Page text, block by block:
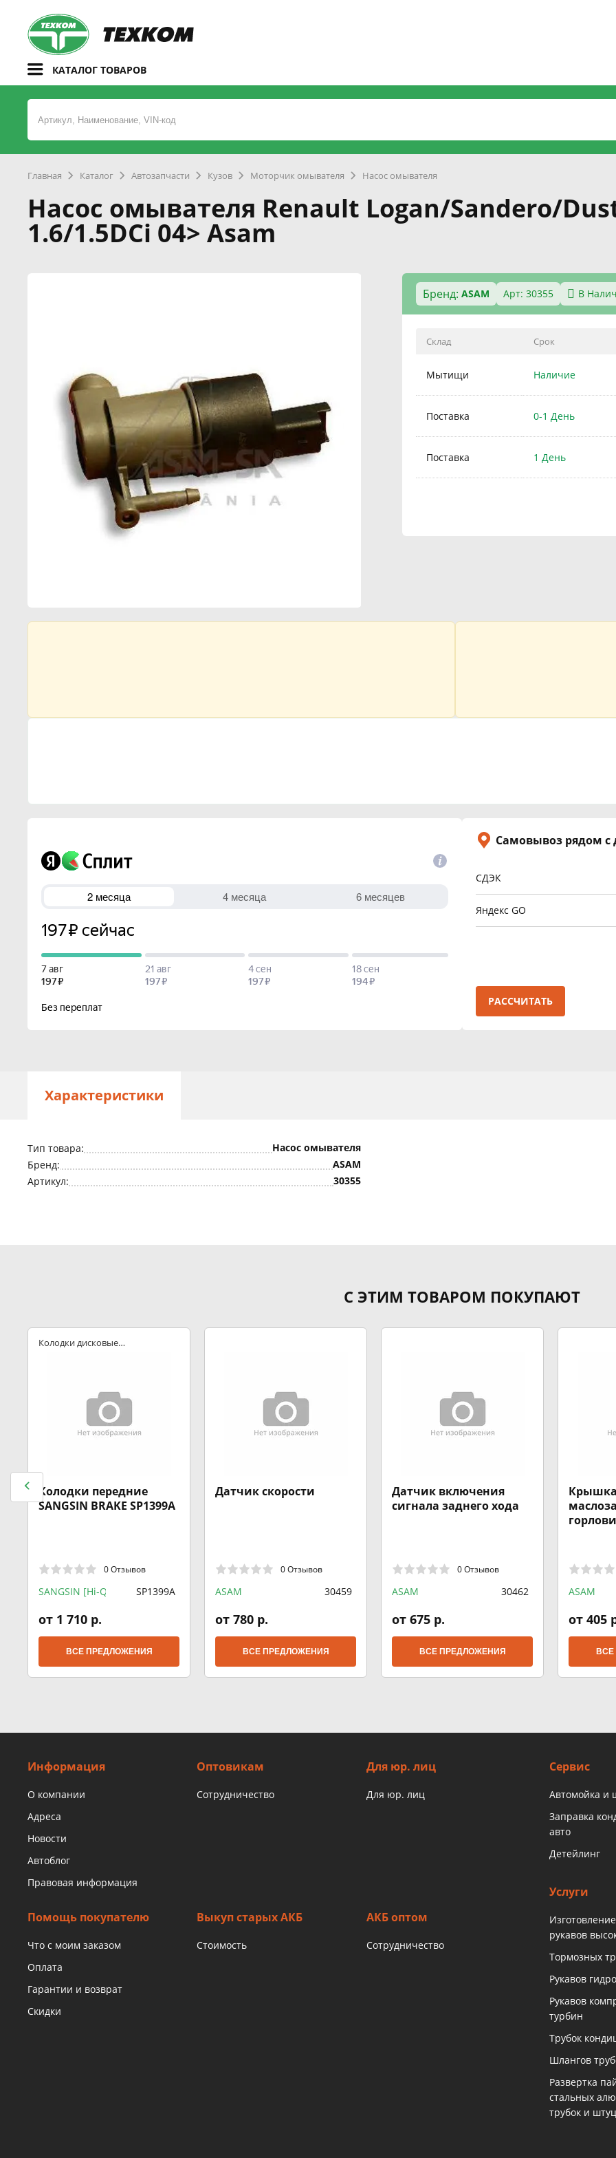
КАТАЛОГ ТОВАРОВ
Главная Каталог Автозапчасти Кузов Моторчик омывателя Насос омывателя
Насос омывателя Renault Logan/Sandero/
1.6/1.5DCi 04> Asam
Бренд: ASAM Арт: 30355 В
Склад Срок
Мытищи Наличие
Поставка 0-1 День
Поставка 1 День
Самовывоз рядом
СДЭК
Яндекс GO
РАССЧИТАТЬ
Характеристики
Тип товара:
Насос омывателя
Бренд:
ASAM
Артикул:
30355
С ЭТИМ ТОВАРОМ ПОКУПАЮТ
Колодки дисковые
передние
Колодки передние
SANGSIN BRAKE SP1399A
0 Отзывов
SANGSIN [Hi-Q] SP1399A
от 1 710 р.
ВСЕ ПРЕДЛОЖЕНИЯ
Датчик скорости
0 Отзывов
ASAM 30459
от 780 р.
ВСЕ ПРЕДЛОЖЕНИЯ
Датчик включения
сигнала заднего хода
0 Отзывов
ASAM 30462
от 675 р.
ВСЕ ПРЕДЛОЖЕНИЯ
Крышка
ASAM
от 405
Информация
О компании
Адреса
Новости
Автоблог
Правовая информация
Оптовикам
Сотрудничество
Для юр. лиц
Для юр. лиц
Помощь покупателю
Что с моим заказом
Оплата
Гарантии и возврат
Скидки
Выкуп старых АКБ
Стоимость
АКБ оптом
Сотрудничество
Сервис
Автомойка и
Заправка
авто
Детейлинг
Услуги
рукавов
Тормозных
Рукавов
Рукавов
турбин
Трубок
Шлангов
Развертка
стальных
трубок и